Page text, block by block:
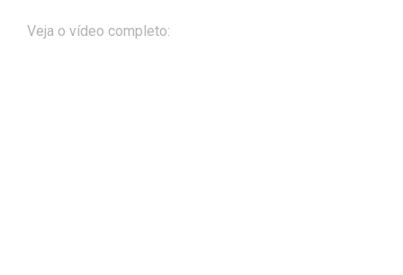
Veja o vídeo completo: